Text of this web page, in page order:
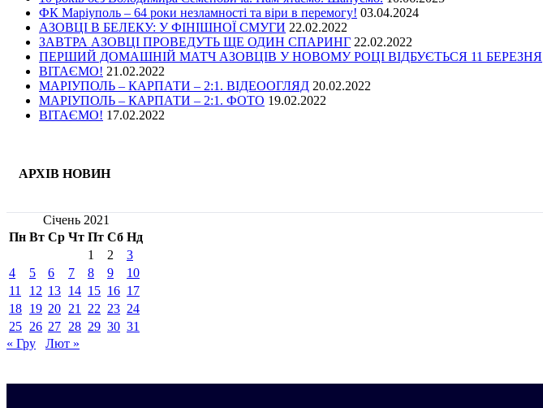
ФК Маріуполь – 64 роки незламності та віри в перемогу! 03.04.2024
АЗОВЦІ В БЕЛЕКУ: У ФІНІШНОЇ СМУГИ 22.02.2022
ЗАВТРА АЗОВЦІ ПРОВЕДУТЬ ЩЕ ОДИН СПАРИНГ 22.02.2022
ПЕРШИЙ ДОМАШНІЙ МАТЧ АЗОВЦІВ У НОВОМУ РОЦІ ВІДБУЄТЬСЯ 11 БЕРЕЗНЯ
ВІТАЄМО! 21.02.2022
МАРІУПОЛЬ – КАРПАТИ – 2:1. ВІДЕООГЛЯД 20.02.2022
МАРІУПОЛЬ – КАРПАТИ – 2:1. ФОТО 19.02.2022
ВІТАЄМО! 17.02.2022
АРХІВ НОВИН
Січень 2021
Пн Вт Ср Чт Пт Сб Нд
1
2
3
4
5 6 7 8 9
10
11
12 13 14 15 16 17
18 19 20 21 22 23 24
25 26 27 28 29 30 31
« Гру
Лют »